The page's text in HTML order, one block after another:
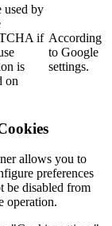
used by
if
is
on
According
to Google
settings.
allows you to
preferences
be disabled from
operation.